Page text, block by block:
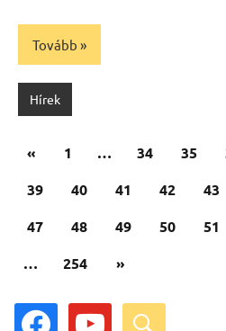
Tovább
Hírek
Bejegyzések
lapozása
«Előző
1 … 34 35
39
40 41 42 43
47
48 49 50 51
…
254
Következő
»
facebook youtube search